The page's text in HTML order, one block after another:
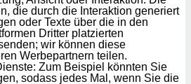
die durch die Interaktion generiert
oder Texte über die in den
Dritter platzierten
wir können diese
Werbepartnern teilen.
Zum Beispiel könnten Sie
sodass jedes Mal, wenn Sie die